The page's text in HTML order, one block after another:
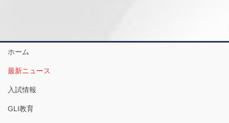
ホーム
最新ニュース
入試情報
GLI教育